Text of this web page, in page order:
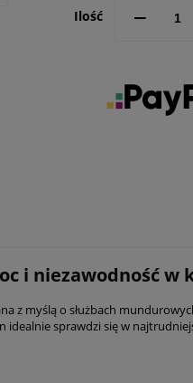
Ilość --
i niezawodność w
z myślą o służbach
idealnie sprawdzi się w